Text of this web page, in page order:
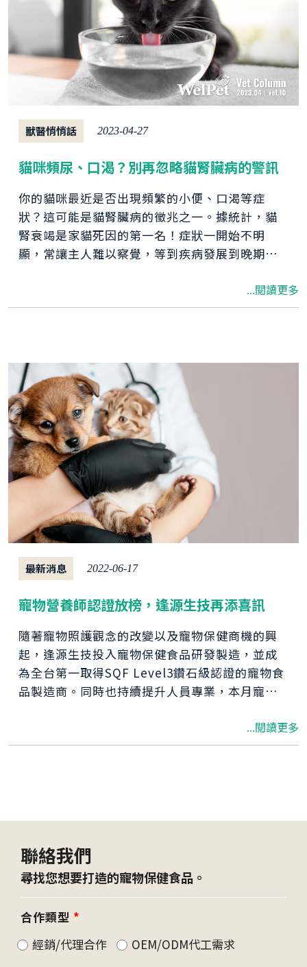
獸醫悄悄話 2023-04-27
貓咪頻尿、口渴？別再忽略貓腎臟病的警訊
你的貓咪最近是否出現頻繁的小便、口渴等症
狀？這可能是貓腎臟病的徵兆之一。據統計，貓
腎衰竭是家貓死因的第一名！症狀一開始不明
顯，常讓主人難以察覺，等到疾病發展到晚期才
病的原因、症狀，幫助飼主提早發現並有效控
制，如果你是個愛貓之人，那麼你絕對不能錯過
...閱讀更多
最新消息 2022-06-17
寵物營養師認證放榜，逢源生技再添喜訊
隨著寵物照護觀念的改變以及寵物保健商機的興
起，逢源生技投入寵物保健食品研發製造，並成
為全台第一取得SQF Level3鑽石級認證的寵物食
品製造商。同時也持續提升人員專業，本月寵物
...閱讀更多
聯絡我們
尋找您想要打造的寵物保健食品。
合作類型 *
經銷/代理合作
OEM/ODM代工需求